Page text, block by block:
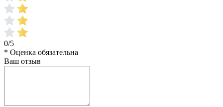
0/5
* Оценка обязательна
Ваш отзыв